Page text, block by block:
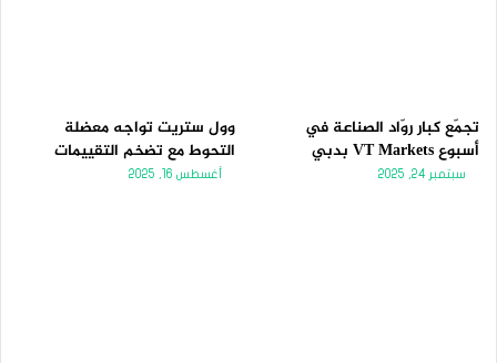
تجمّع كبار روّاد الصناعة في
أسبوع VT Markets بدبي
سبتمبر 24, 2025
وول ستريت تواجه معضلة
التحوط مع تضخم التقييمات
أغسطس 16, 2025